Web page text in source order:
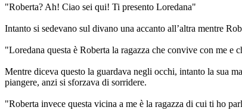
"Roberta? Ah! Ciao sei qui! Ti presento Loredana"
Intanto si sedevano sul divano una accanto all’altra mentre
"Loredana questa è Roberta la ragazza che convive con me e
Mentre diceva questo la guardava negli occhi, intanto la sua
piangere, anzi si sforzava di sorridere.
"Roberta invece questa vicina a me è la ragazza di cui ti ho